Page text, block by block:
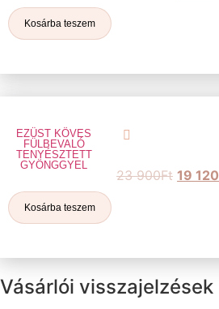
Kosárba teszem
EZÜST KÖVES
FÜLBEVALÓ
TENYÉSZTETT
GYÖNGGYEL
23 900Ft 19 120
Kosárba teszem
Vásárlói visszajelzések